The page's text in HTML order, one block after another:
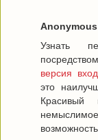
Anonymous
Узнать
версия вход
это
немыслимое